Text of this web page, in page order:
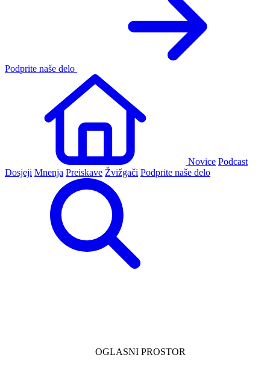
Podprite naše delo
Novice Podcast
Dosjeji Mnenja Preiskave Žvižgači Podprite naše delo